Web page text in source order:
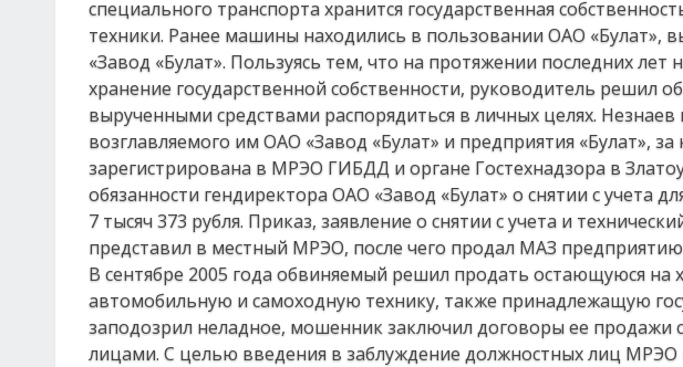
специального транспорта хранится государственная
техники. Ранее машины находились в пользовании ОАО «Булат»,
«Завод «Булат». Пользуясь тем, что на протяжении последних
хранение государственной собственности, руководитель решил
вырученными средствами распорядиться в личных целях. Незнаев
возглавляемого им ОАО «Завод «Булат» и предприятия «Булат»,
зарегистрирована в МРЭО ГИБДД и органе Гостехнадзора в
обязанности гендиректора ОАО «Завод «Булат» о снятии с
7 тысяч 373 рубля. Приказ, заявление о снятии с учета и
представил в местный МРЭО, после чего продал МАЗ предприятию
В сентябре 2005 года обвиняемый решил продать остающуюся на
автомобильную и самоходную технику, также принадлежащую
заподозрил неладное, мошенник заключил договоры ее
лицами. С целью введения в заблуждение должностных лиц МРЭО